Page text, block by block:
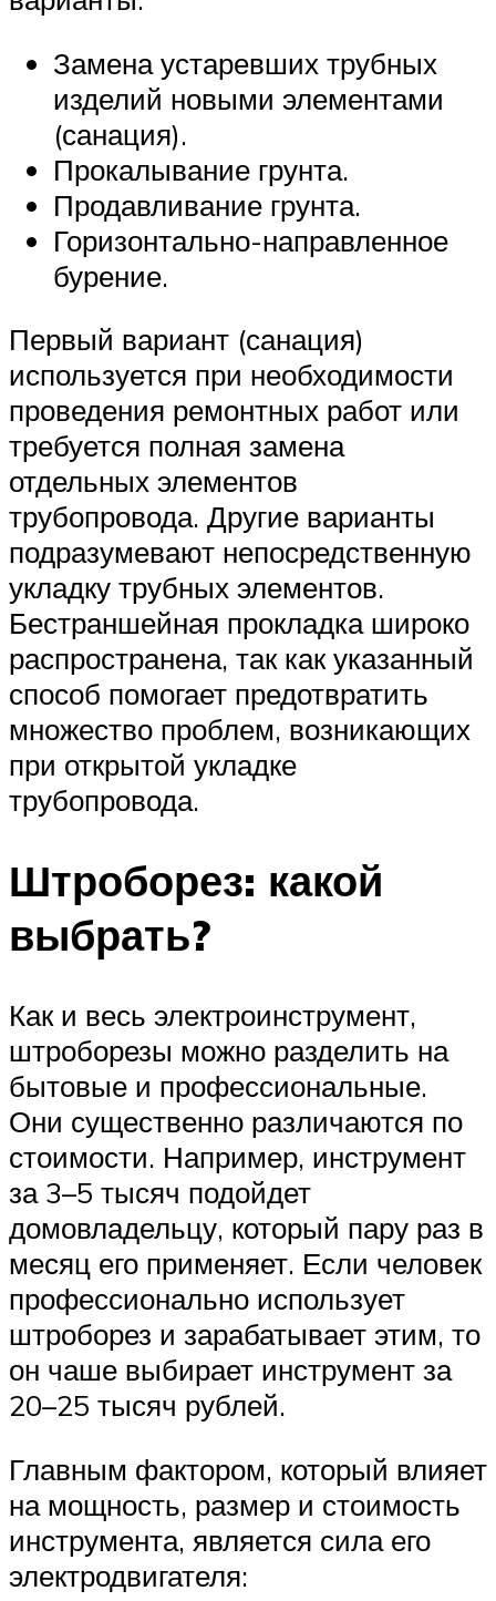
Замена устаревших трубных
изделий новыми элементами
(санация).
Прокалывание грунта.
Продавливание грунта.
Горизонтально-направленное
бурение.
Первый вариант (санация)
используется при необходимости
проведения ремонтных работ или
требуется полная замена
отдельных элементов
трубопровода. Другие варианты
подразумевают непосредственную
укладку трубных элементов.
Бестраншейная прокладка широко
распространена, так как указанный
способ помогает предотвратить
множество проблем, возникающих
при открытой укладке
трубопровода.
Штроборез: какой
выбрать?
Как и весь электроинструмент,
штроборезы можно разделить на
бытовые и профессиональные.
Они существенно различаются по
стоимости. Например, инструмент
за 3–5 тысяч подойдет
домовладельцу, который пару раз в
месяц его применяет. Если человек
профессионально использует
штроборез и зарабатывает этим, то
он чаше выбирает инструмент за
20–25 тысяч рублей.
Главным фактором, который влияет
на мощность, размер и стоимость
инструмента, является сила его
электродвигателя: